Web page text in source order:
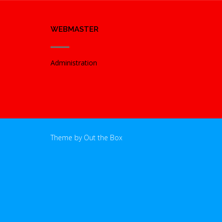
WEBMASTER
Administration
Theme by Out the Box